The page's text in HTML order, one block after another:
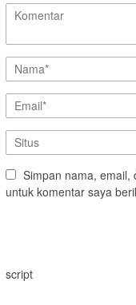
Simpan nama, email,
untuk komentar saya
script